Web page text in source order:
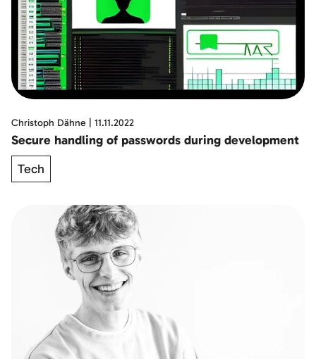
Christoph Dähne 11.11.2022
Secure handling of passwords during development
Tech